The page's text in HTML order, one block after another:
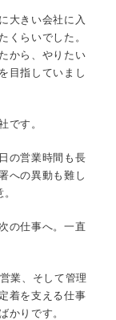
大きい会社に入
くらいでした。
から、やりたい
目指していまし
です。
の営業時間も長
への異動も難し
の仕事へ。一直
業、そして管理
着を支える仕事
かりです。